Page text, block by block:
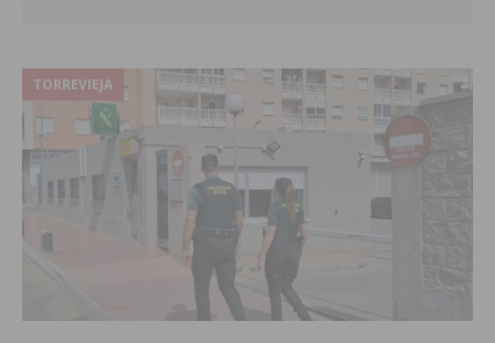
TORREVIEJA